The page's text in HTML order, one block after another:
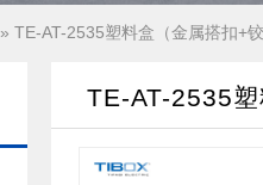
» TE-AT-2535塑料盒（金属搭扣+
TE-AT-2535